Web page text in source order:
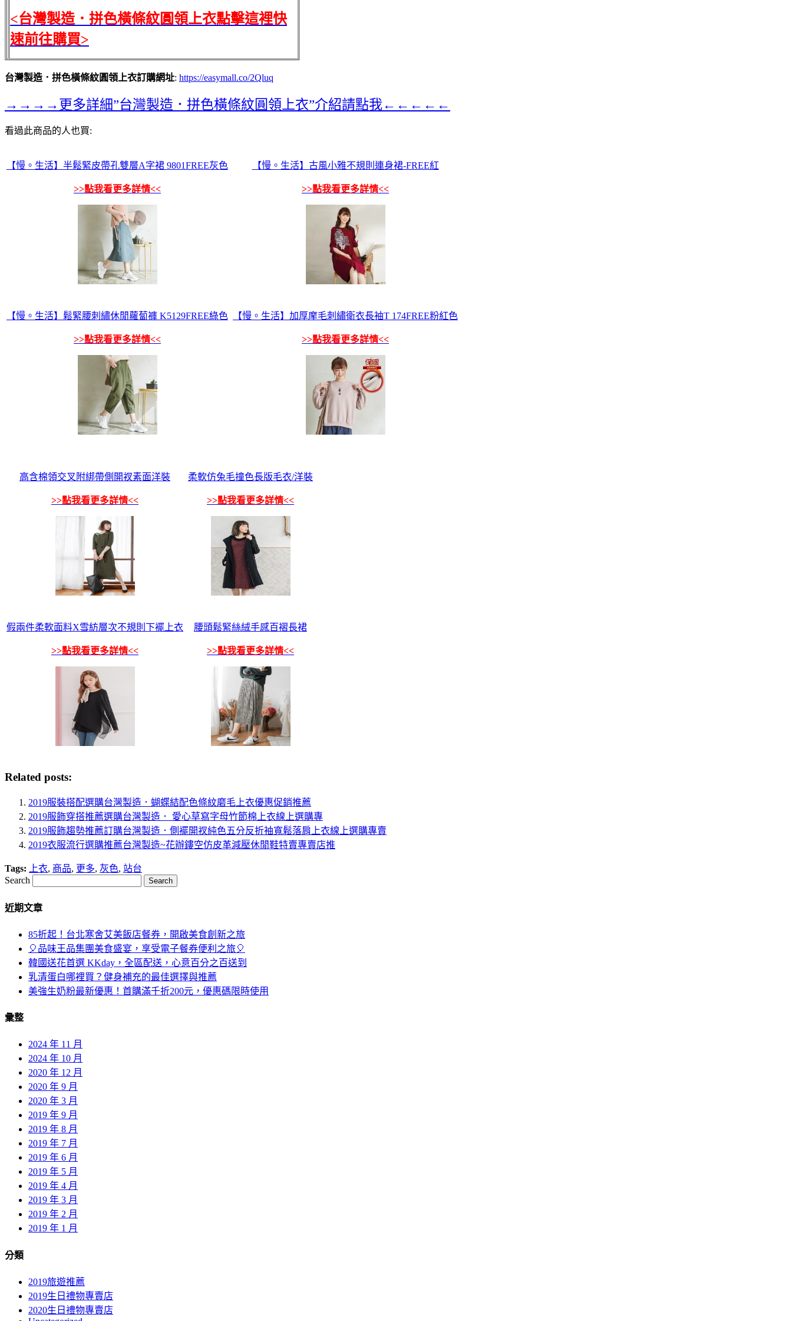
<台灣製造．拼色橫條紋圓領上衣點擊這裡快
速前往購買>
台灣製造．拼色橫條紋圓領上衣訂購網址: https://easymall.co/2Qluq
→→→→更多詳細”台灣製造．拼色橫條紋圓領上衣”介紹請點我←←←←←
看過此商品的人也買:
【慢。生活】半鬆緊皮帶孔雙層A字裙 9801FREE灰色
>>點我看更多詳情<<
【慢。生活】古風小雅不規則連身裙-FREE紅
>>點我看更多詳情<<
【慢。生活】鬆緊腰刺繡休閒蘿蔔褲 K5129FREE綠色
>>點我看更多詳情<<
【慢。生活】加厚摩毛刺繡衛衣長袖T 174FREE粉紅色
>>點我看更多詳情<<
高含棉領交叉附綁帶側開衩素面洋裝
>>點我看更多詳情<<
柔軟仿兔毛撞色長版毛衣/洋裝
>>點我看更多詳情<<
假兩件柔軟面料X雪紡層次不規則下襬上衣
>>點我看更多詳情<<
腰頭鬆緊絲絨手感百褶長裙
>>點我看更多詳情<<
Related posts:
2019服裝搭配選購台灣製造．蝴蝶結配色條紋磨毛上衣優惠促銷推薦
2019服飾穿搭推薦選購台灣製造． 愛心草寫字母竹節棉上衣線上選購專
2019服飾趨勢推薦訂購台灣製造．側襬開衩純色五分反折袖寬鬆落肩上衣線上選購專賣
2019衣服流行選購推薦台灣製造~花辦鏤空仿皮革減壓休閒鞋特賣專賣店推
Tags: 上衣, 商品, 更多, 灰色, 站台
Search
近期文章
85折起！台北寒舍艾美飯店餐券，開啟美食創新之旅
🎈品味王品集團美食盛宴，享受電子餐券便利之旅🎈
韓國送花首選 KKday，全區配送，心意百分之百送到
乳清蛋白哪裡買？健身補充的最佳選擇與推薦
美強生奶粉最新優惠！首購滿千折200元，優惠碼限時使用
彙整
2024 年 11 月
2024 年 10 月
2020 年 12 月
2020 年 9 月
2020 年 3 月
2019 年 9 月
2019 年 8 月
2019 年 7 月
2019 年 6 月
2019 年 5 月
2019 年 4 月
2019 年 3 月
2019 年 2 月
2019 年 1 月
分類
2019旅遊推薦
2019生日禮物專賣店
2020生日禮物專賣店